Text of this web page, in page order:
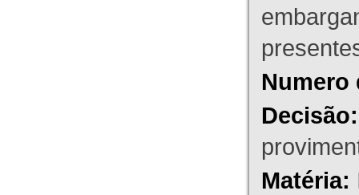
Numero
Decisão:
Matéria: